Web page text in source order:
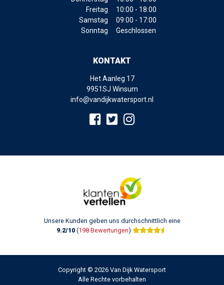
Freitag
10:00 - 18:00
Samstag
09:00 - 17:00
Sonntag
Geschlossen
KONTAKT
Het Aanleg 17
9951SJ Winsum
info@vandijkwatersport.nl
Unsere Kunden geben uns durchschnittlich eine
9.2/10(198 Bewertungen)
Copyright © 2026 Van Dijk Watersport
Alle Rechte vorbehalten